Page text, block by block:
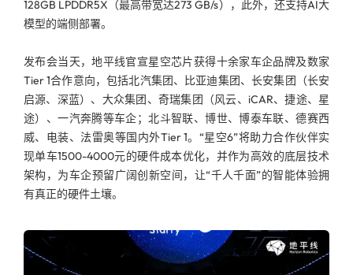
128GB LPDDR5X（最高带宽达273 GB/s），此外，还支持AI大
模型的端侧部署。
发布会当天，地平线官宣星空芯片获得十余家车企品牌及数家
Tier 1合作意向，包括北汽集团、比亚迪集团、长安集团（长安
启源、深蓝）、大众集团、奇瑞集团（风云、iCAR、捷途、星
途）、一汽奔腾等车企；北斗智联、博世、博泰车联、德赛西
威、电装、法雷奥等国内外Tier 1。“星空6”将助力合作伙伴实
现单车1500-4000元的硬件成本优化，并作为高效的底层技术
架构，为车企预留广阔创新空间，让“千人千面”的智能体验拥
有真正的硬件土壤。